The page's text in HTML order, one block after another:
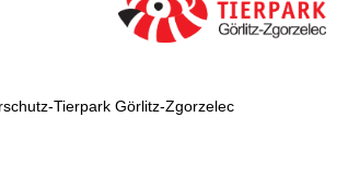
Tierpark Görlitz-Zgorzelec